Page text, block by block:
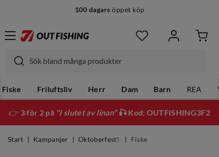
100 dagars öppet köp
Fiske Friluftsliv Herr Dam Barn REA
👉 3 för 2 på "I slutet av linan"🎣 Kod: OUTFISHING3F2
Start Kampanjer Oktoberfest! Fiske